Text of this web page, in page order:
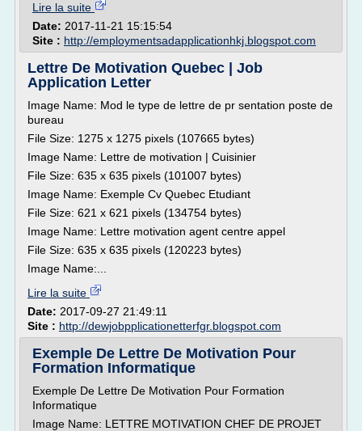
Lire la suite
Date: 2017-11-21 15:15:54
Site : http://employmentsadapplicationhkj.blogspot.com
Lettre De Motivation Quebec | Job
Application Letter
Image Name: Mod le type de lettre de pr sentation poste de
bureau
File Size: 1275 x 1275 pixels (107665 bytes)
Image Name: Lettre de motivation | Cuisinier
File Size: 635 x 635 pixels (101007 bytes)
Image Name: Exemple Cv Quebec Etudiant
File Size: 621 x 621 pixels (134754 bytes)
Image Name: Lettre motivation agent centre appel
File Size: 635 x 635 pixels (120223 bytes)
Image Name:...
Lire la suite
Date: 2017-09-27 21:49:11
Site : http://dewjobpplicationetterfgr.blogspot.com
Exemple De Lettre De Motivation Pour
Formation Informatique
Exemple De Lettre De Motivation Pour Formation
Informatique
Image Name: LETTRE MOTIVATION CHEF DE PROJET